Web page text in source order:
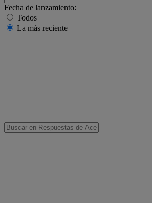
Fecha de lanzamiento:
Todos
La más reciente